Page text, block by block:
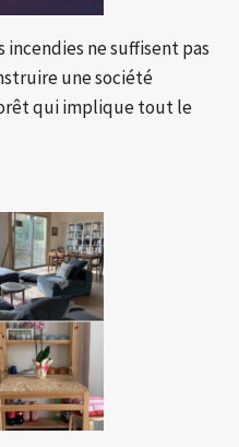
ne suffisent pas
une société
qui implique tout le